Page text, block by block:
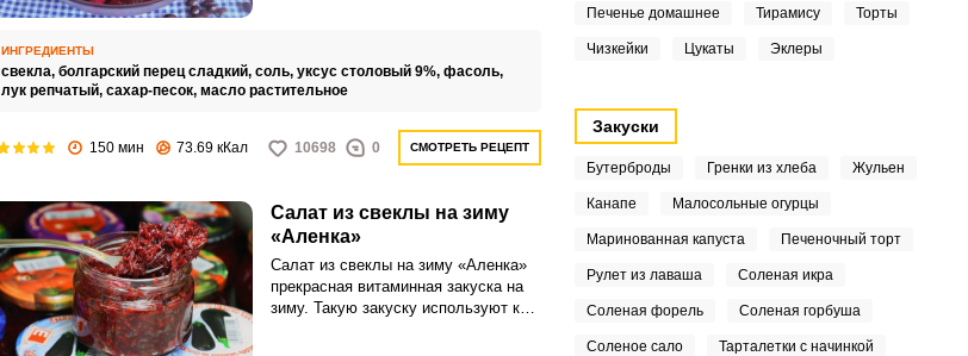
ИНГРЕДИЕНТЫ
свекла, болгарский перец сладкий, соль, уксус столовый 9%, фасоль,
лук репчатый, сахар-песок, масло растительное
150 мин 73.69 кКал 10698 0 СМОТРЕТЬ РЕЦЕПТ
Салат из свеклы на зиму
«Аленка»
Салат из свеклы на зиму «Аленка»
прекрасная витаминная закуска на
зиму. Такую закуску используют как
Печенье домашнее Тирамису Торты
Чизкейки Цукаты Эклеры
Закуски
Бутерброды Гренки из хлеба Жульен
Канапе Малосольные огурцы
Маринованная капуста Печеночный торт
Рулет из лаваша Соленая икра
Соленая форель Соленая горбуша
Соленое сало Тарталетки с начинкой
ВХОД
ЕЩЕ НЕ ЗАРЕГИСТРИРОВАННЫ?
Забыли пароль?